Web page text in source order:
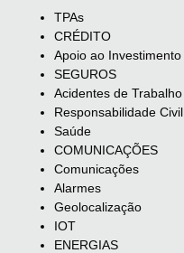
TPAs
CRÉDITO
Apoio ao Investimento
SEGUROS
Acidentes de Trabalho
Responsabilidade Civil
Saúde
COMUNICAÇÕES
Comunicações
Alarmes
Geolocalização
IOT
ENERGIAS